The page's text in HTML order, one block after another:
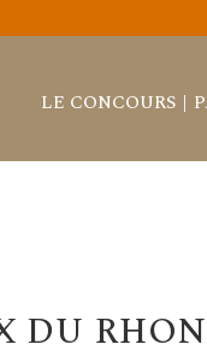
LE CONCOURS
DU